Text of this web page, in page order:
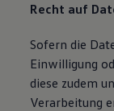
Recht auf
Sofern die
Einwilligung
diese zudem
Verarbeitung